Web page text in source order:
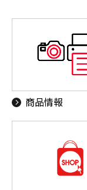
商品情報